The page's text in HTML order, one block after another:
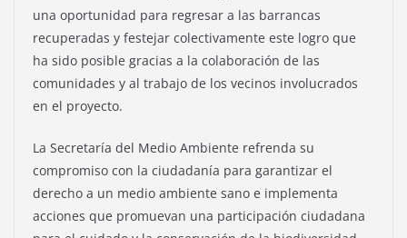
una oportunidad para regresar a las barrancas
recuperadas y festejar colectivamente este logro que
ha sido posible gracias a la colaboración de las
comunidades y al trabajo de los vecinos involucrados
en el proyecto.
La Secretaría del Medio Ambiente refrenda su
compromiso con la ciudadanía para garantizar el
derecho a un medio ambiente sano e implementa
acciones que promuevan una participación ciudadana